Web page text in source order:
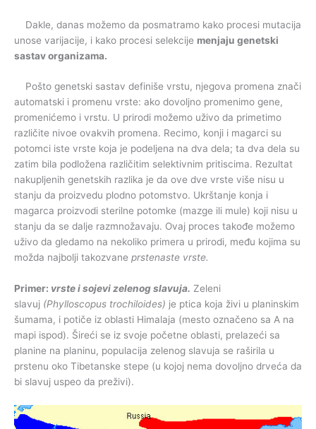
Dakle, danas možemo da posmatramo kako procesi mutacija
unose varijacije, i kako procesi selekcije menjaju genetski
sastav organizama.
Pošto genetski sastav definiše vrstu, njegova promena znači
automatski i promenu vrste: ako dovoljno promenimo gene,
promenićemo i vrstu. U prirodi možemo uživo da primetimo
različite nivoe ovakvih promena. Recimo, konji i magarci su
potomci iste vrste koja je podeljena na dva dela; ta dva dela su
zatim bila podložena različitim selektivnim pritiscima. Rezultat
nakupljenih genetskih razlika je da ove dve vrste više nisu u
stanju da proizvedu plodno potomstvo. Ukrštanje konja i
magarca proizvodi sterilne potomke (mazge ili mule) koji nisu u
stanju da se dalje razmnožavaju. Ovaj proces takođe možemo
uživo da gledamo na nekoliko primera u prirodi, među kojima su
možda najbolji takozvane prstenaste vrste.
Primer: vrste i sojevi zelenog slavuja. Zeleni
slavuj (Phylloscopus trochiloides) je ptica koja živi u planinskim
šumama, i potiče iz oblasti Himalaja (mesto označeno sa A na
mapi ispod). Šireći se iz svoje početne oblasti, prelazeći sa
planine na planinu, populacija zelenog slavuja se raširila u
prstenu oko Tibetanske stepe (u kojoj nema dovoljno drveća da
bi slavuj uspeo da preživi).